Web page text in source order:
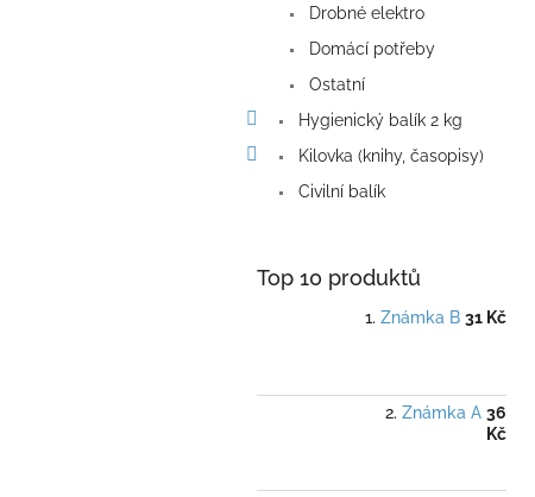
Drobné elektro
Domácí potřeby
Ostatní
Hygienický balík 2 kg
Kilovka (knihy, časopisy)
Civilní balík
Top 10 produktů
Známka B 31 Kč
Známka A 36
Kč